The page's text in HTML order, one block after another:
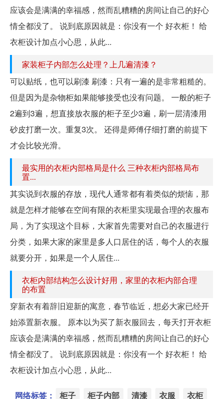
应该会是满满的幸福感，然而乱糟糟的房间让自己的好心
情全都没了。 说到底原因就是：你没有一个 好衣柜！ 给
衣柜设计加点小心思，从此...
家装柜子内部怎么处理？上几遍清漆？
可以贴纸，也可以刷漆 刷漆：只有一遍的是非常粗糙的。
但是因为是杂物柜如果能够接受也没有问题。 一般的柜子
2遍到3遍，想直接放衣服的柜子至少3遍，刷一层清漆用
砂皮打磨一次。重复3次。 还得是师傅仔细打磨的前提下
才会比较光滑。
最实用的衣柜内部格局是什么 三种衣柜内部格局布
置...
其实说到衣服的存放，现代人通常都有着类似的烦恼，那
就是怎样才能够在空间有限的衣柜里实现最合理的衣服布
局，为了实现这个目标，大家首先需要对自己的衣服进行
分类，如果大家的家里是多人口居住的话，每个人的衣服
就要分开，如果是一个人居住...
衣柜内部结构怎么设计好用，家里的衣柜内部合理
的布置
穿新衣有着辞旧迎新的寓意，春节临近，想必大家已经开
始添置新衣服。 原本以为买了新衣服回去，每天打开衣柜
应该会是满满的幸福感，然而乱糟糟的房间让自己的好心
情全都没了。 说到底原因就是：你没有一个 好衣柜！ 给
衣柜设计加点小心思，从此...
网络标签： 柜子 柜子内部 清漆 衣服 衣柜